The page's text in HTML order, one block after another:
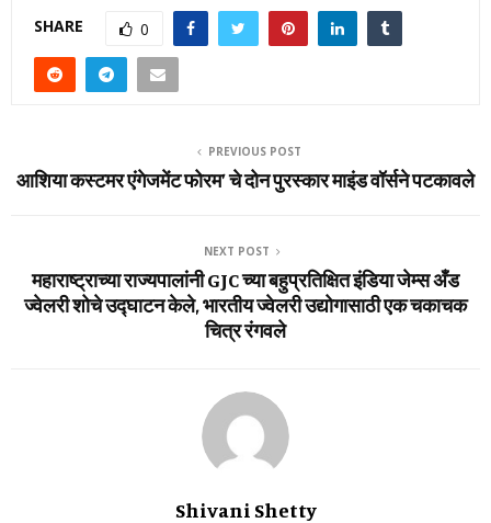
SHARE 0
PREVIOUS POST
आशिया कस्टमर एंगेजमेंट फोरम’ चे दोन पुरस्कार माइंड वॉर्सने पटकावले
NEXT POST
महाराष्ट्राच्या राज्यपालांनी GJC च्या बहुप्रतिक्षित इंडिया जेम्स अँड
ज्वेलरी शोचे उद्घाटन केले, भारतीय ज्वेलरी उद्योगासाठी एक चकाचक
चित्र रंगवले
Shivani Shetty